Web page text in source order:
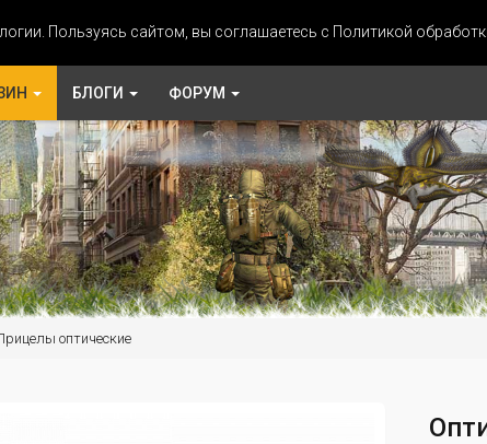
Пользуясь сайтом, вы соглашаетесь с Политикой
БЛОГИ ФОРУМ
оптические